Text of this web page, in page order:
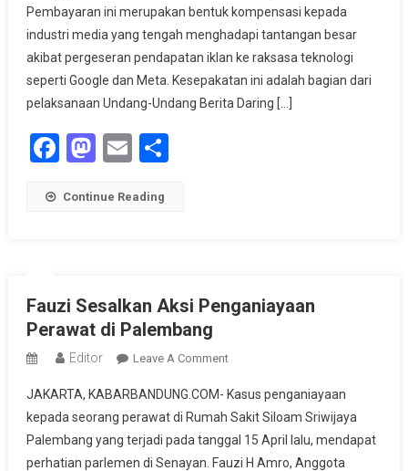
Untuk
Berita
Media
Kanada,
Meta
Pembayaran ini merupakan bentuk kompensasi kepada
industri media yang tengah menghadapi tantangan besar
akibat pergeseran pendapatan iklan ke raksasa teknologi
seperti Google dan Meta. Kesepakatan ini adalah bagian dari
pelaksanaan Undang-Undang Berita Daring […]
Facebook
Mastodon
EmailShare
Continue Reading
Fauzi Sesalkan Aksi Penganiayaan
Perawat di Palembang
Editor Leave A CommentOn
Sesalkan
Aksi
Penganiayaan
Perawat
JAKARTA, KABARBANDUNG.COM- Kasus penganiayaan
kepada seorang perawat di Rumah Sakit Siloam Sriwijaya
Palembang yang terjadi pada tanggal 15 April lalu, mendapat
perhatian parlemen di Senayan. Fauzi H Amro, Anggota